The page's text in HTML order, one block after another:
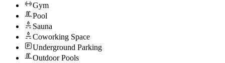
Gym
Pool
Sauna
Coworking Space
Underground Parking
Outdoor Pools